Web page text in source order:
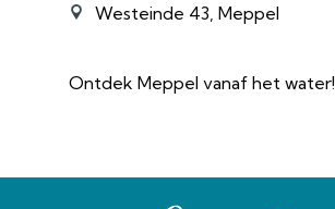
Westeinde 43, Meppel
Ontdek Meppel vanaf het water!